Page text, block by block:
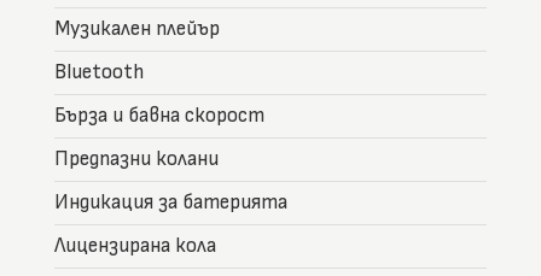
Музикален плейър
Bluetooth
Бърза и бавна скорост
Предпазни колани
Индикация за батерията
Лицензирана кола